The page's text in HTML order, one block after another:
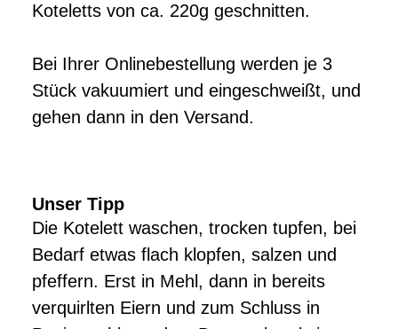
Koteletts von ca. 220g geschnitten.
Bei Ihrer Onlinebestellung werden je 3
Stück vakuumiert und eingeschweißt, und
gehen dann in den Versand.
Unser Tipp
Die Kotelett waschen, trocken tupfen, bei
Bedarf etwas flach klopfen, salzen und
pfeffern. Erst in Mehl, dann in bereits
verquirlten Eiern und zum Schluss in